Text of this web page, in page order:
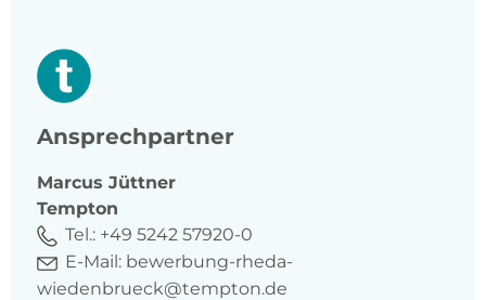
Ansprechpartner
Marcus Jüttner
Tempton
Tel.: +49 5242 57920-0
E-Mail: bewerbung-rheda-
wiedenbrueck@tempton.de